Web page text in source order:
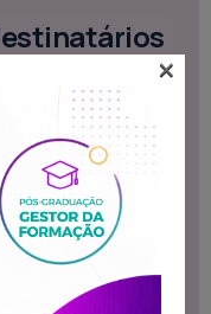
destinada
público que
desse
×